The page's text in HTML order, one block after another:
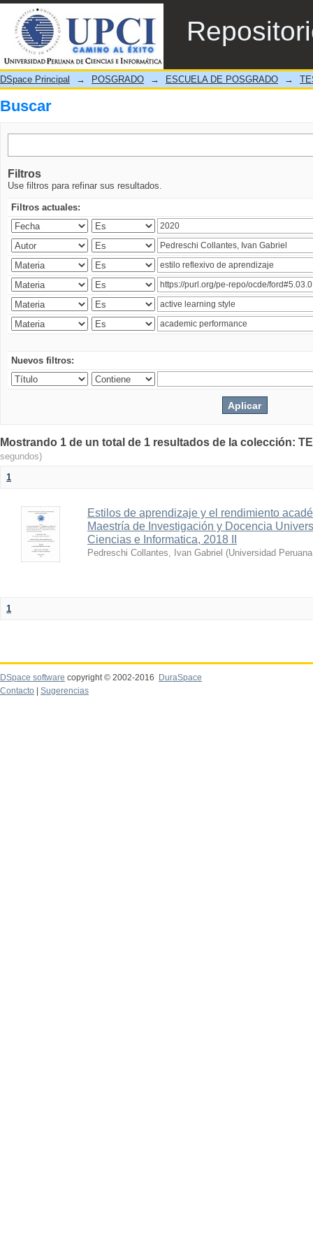
Buscar
DSpace Principal → POSGRADO → ESCUELA DE POSGRADO →
Buscar
Filtros
Use filtros para refinar sus resultados.
Filtros actuales:
Nuevos filtros:
Mostrando 1 de un total de 1 resultados de la colección:
segundos)
1
Estilos de aprendizaje y el rendimiento
Maestría de Investigación y Docencia
Ciencias e Informatica, 2018 II
Pedreschi Collantes, Ivan Gabriel (Universidad
1
DSpace software copyright © 2002-2016
DuraSpace
Contacto
Sugerencias